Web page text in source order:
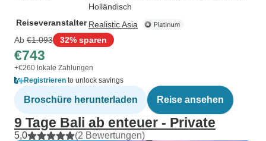
Holländisch
Reiseveranstalter Realistic Asia
Ab €1.093 32% sparen
€743
+€260 lokale Zahlungen
Registrieren to unlock savings
Broschüre herunterladen Reise ansehen
9 Tage Bali ab enteuer - Private
5,0 (2 Bewertungen)